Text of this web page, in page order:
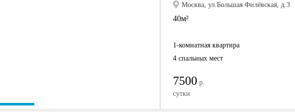
Москва, ул.Большая Филёвская, д.3
40м²
1-комнатная квартира
4 спальных мест
7500 р.
сутки